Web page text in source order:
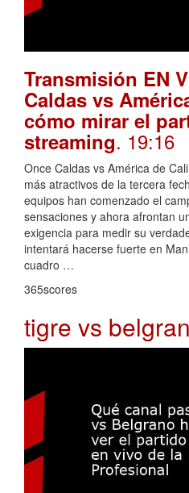
Transmisión EN
Caldas vs
cómo mirar el
streaming. 19:16
Once Caldas vs América de
más atractivos de la tercera
equipos han comenzado el
sensaciones y ahora afrontan
exigencia para medir su
intentará hacerse fuerte en
cuadro …
365scores
tigre vs